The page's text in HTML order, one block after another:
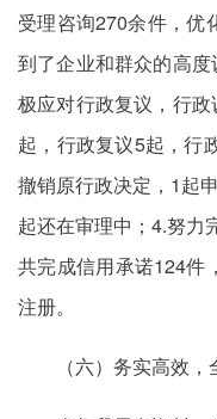
受理咨询270余件，优
到了企业和群众的高
极应对行政复议，行
起，行政复议5起，行
撤销原行政决定，1起
起还在审理中；4.努力
共完成信用承诺124件
注册。
（六）务实高效